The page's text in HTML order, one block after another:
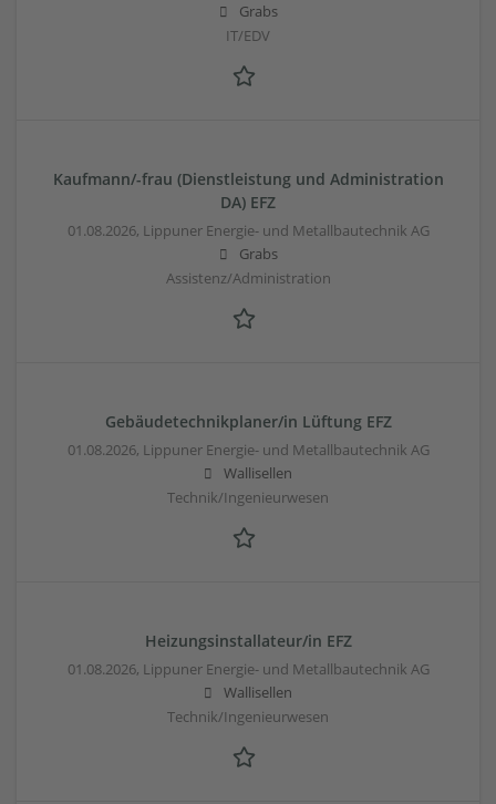
Grabs
IT/EDV
Kaufmann/-frau (Dienstleistung und Administration
DA) EFZ
01.08.2026, Lippuner Energie- und Metallbautechnik AG
Grabs
Assistenz/Administration
Gebäudetechnikplaner/in Lüftung EFZ
01.08.2026, Lippuner Energie- und Metallbautechnik AG
Wallisellen
Technik/Ingenieurwesen
Heizungsinstallateur/in EFZ
01.08.2026, Lippuner Energie- und Metallbautechnik AG
Wallisellen
Technik/Ingenieurwesen